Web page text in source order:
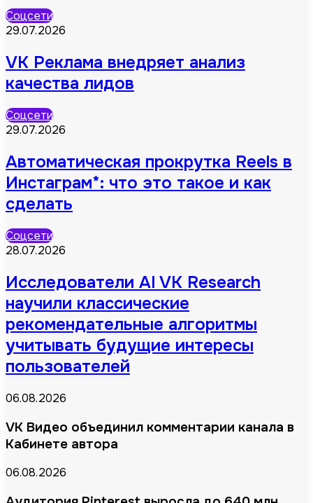
Соцсети
29.07.2026
VK Реклама внедряет анализ
качества лидов
Соцсети
29.07.2026
Автоматическая прокрутка Reels в
Инстаграм*: что это такое и как
сделать
Соцсети
28.07.2026
Исследователи AI VK Research
научили классические
рекомендательные алгоритмы
учитывать будущие интересы
пользователей
06.08.2026
VK Видео объединил комментарии канала в
Кабинете автора
06.08.2026